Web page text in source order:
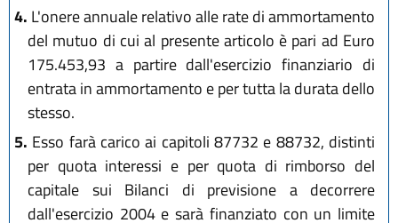
4. L'onere annuale relativo alle rate di ammortamento
del mutuo di cui al presente articolo è pari ad Euro
175.453,93 a partire dall'esercizio finanziario di
entrata in ammortamento e per tutta la durata dello
stesso.
5. Esso farà carico ai capitoli 87732 e 88732, distinti
per quota interessi e per quota di rimborso del
capitale sui Bilanci di previsione a decorrere
dall'esercizio 2004 e sarà finanziato con un limite